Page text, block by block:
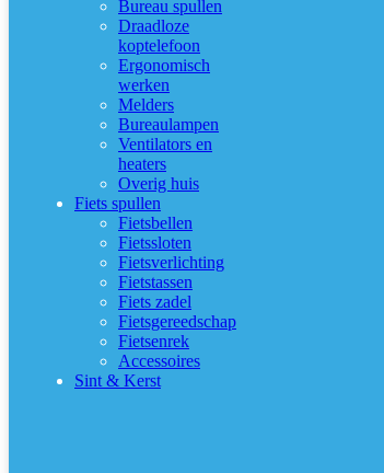
Bureau spullen
Draadloze
koptelefoon
Ergonomisch
werken
Melders
Bureaulampen
Ventilators en
heaters
Overig huis
Fiets spullen
Fietsbellen
Fietssloten
Fietsverlichting
Fietstassen
Fiets zadel
Fietsgereedschap
Fietsenrek
Accessoires
Sint & Kerst